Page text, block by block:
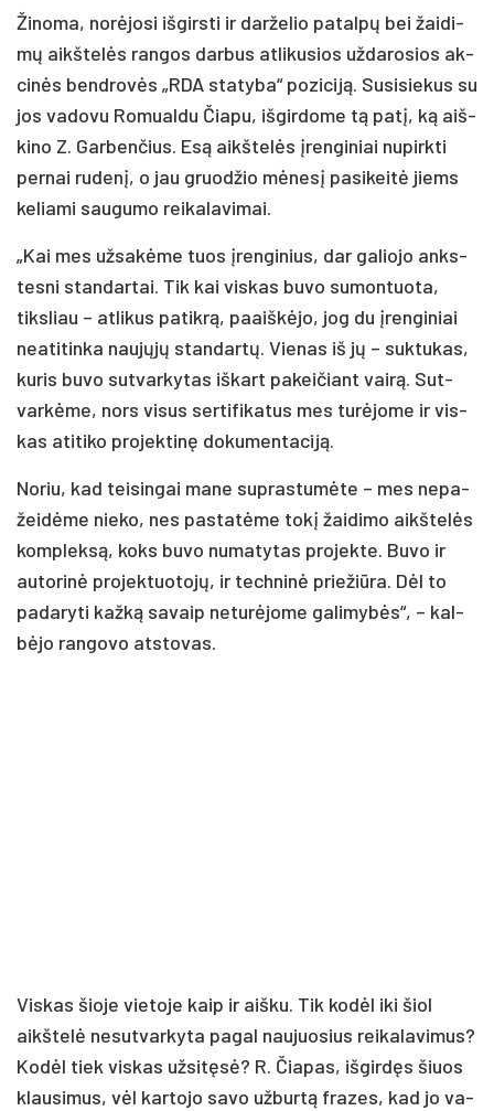
Ži­no­ma, no­rė­jo­si iš­girs­ti ir dar­že­lio pa­tal­pų bei žai­di­
mų aikš­te­lės ran­gos dar­bus at­li­ku­sios už­da­ro­sios ak­
ci­nės bend­ro­vės „RDA sta­ty­ba“ po­zi­ci­ją. Su­si­sie­kus su
jos va­do­vu Ro­mual­du Čia­pu, iš­gir­do­me tą pa­tį, ką aiš­
ki­no Z. Gar­ben­čius. Esą aikš­te­lės įren­gi­niai nu­pirk­ti
per­nai ru­de­nį, o jau gruo­džio mė­ne­sį pa­si­kei­tė jiems
ke­lia­mi sau­gu­mo rei­ka­la­vi­mai.
„Kai mes už­sa­kė­me tuos įren­gi­nius, dar ga­lio­jo anks­
tes­ni stan­dar­tai. Tik kai vis­kas bu­vo su­mon­tuo­ta,
tiks­liau – at­li­kus pa­tik­rą, paaiš­kė­jo, jog du įren­gi­niai
nea­ti­tin­ka nau­jų­jų stan­dar­tų. Vie­nas iš jų – su­ktu­kas,
ku­ris bu­vo su­tvar­ky­tas iš­kart pa­kei­čiant vai­rą. Sut­
var­kė­me, nors vi­sus ser­ti­fi­ka­tus mes tu­rė­jo­me ir vis­
kas ati­ti­ko pro­jek­ti­nę do­ku­men­ta­ci­ją.
No­riu, kad tei­sin­gai ma­ne su­pras­tu­mė­te – mes ne­pa­
žei­dė­me nie­ko, nes pa­sta­tė­me to­kį žai­di­mo aikš­te­lės
komp­lek­są, koks bu­vo nu­ma­ty­tas pro­jek­te. Bu­vo ir
au­to­ri­nė pro­jek­tuo­to­jų, ir tech­ni­nė prie­žiū­ra. Dėl to
pa­da­ry­ti kaž­ką sa­vaip ne­tu­rė­jo­me ga­li­my­bės“, – kal­
bė­jo ran­go­vo at­sto­vas.
Vis­kas šio­je vie­to­je kaip ir aiš­ku. Tik ko­dėl iki šiol
aikš­te­lė ne­sut­var­ky­ta pa­gal nau­juo­sius rei­ka­la­vi­mus?
Ko­dėl tiek vis­kas už­si­tę­sė? R. Čia­pas, iš­gir­dęs šiuos
klau­si­mus, vėl kar­to­jo sa­vo už­bur­tą fra­zes, kad jo va­